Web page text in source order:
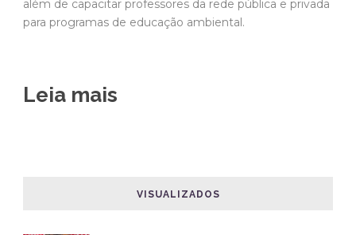
além de capacitar professores da rede pública e privada
para programas de educação ambiental.
Leia mais
VISUALIZADOS